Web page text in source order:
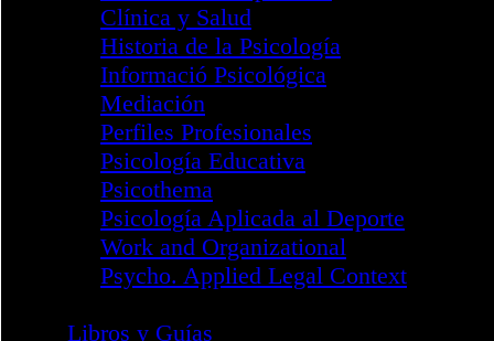
Ventanilla Única
Archivo Fotográfico
Canal YouTube COP
STOP Intrusismo
Telepsicología - Psypocket
Colegios
Mapa de Colegios
Álava